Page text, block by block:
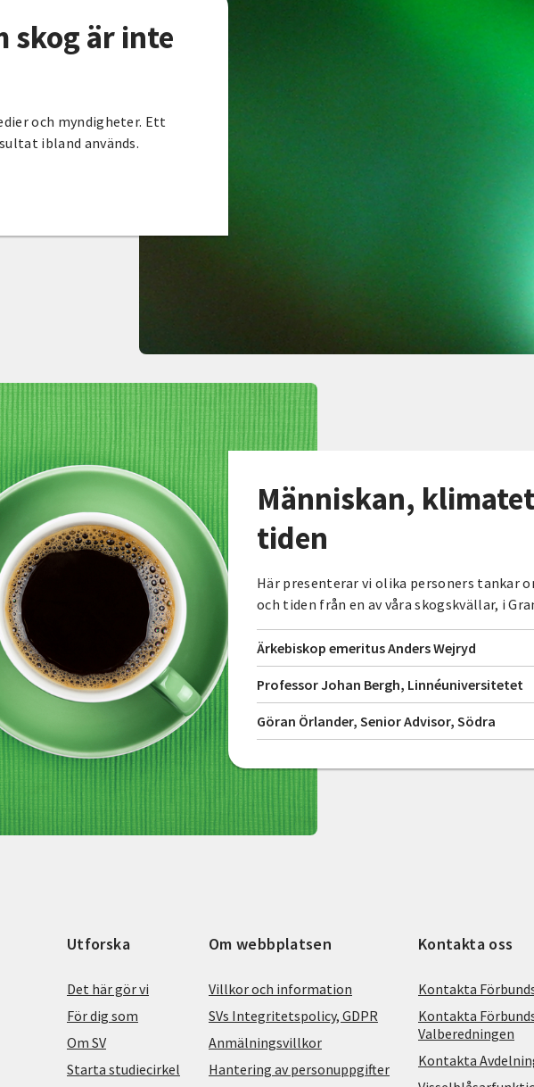
skog är inte
och myndigheter. Ett
ibland används.
Människan,
tiden
Här presenterar vi olika personers tankar
och tiden från en av våra skogskvällar, i
Ärkebiskop emeritus Anders Wejryd
Professor Johan Bergh, Linnéuniversitetet
Göran Örlander, Senior Advisor, Södra
Utforska
Det här gör vi
För dig som
Om SV
Starta studiecirkel
Om webbplatsen
Villkor och information
SVs Integritetspolicy, GDPR
Anmälningsvillkor
Hantering av personuppgifter
Kontakta oss
Kontakta
Kontakta
Valberedningen
Kontakta